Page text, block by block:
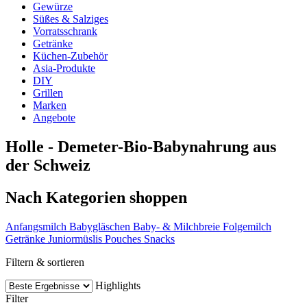
Gewürze
Süßes & Salziges
Vorratsschrank
Getränke
Küchen-Zubehör
Asia-Produkte
DIY
Grillen
Marken
Angebote
Holle - Demeter-Bio-Babynahrung aus
der Schweiz
Nach Kategorien shoppen
Anfangsmilch Babygläschen Baby- & Milchbreie Folgemilch
Getränke Juniormüslis Pouches Snacks
Filtern & sortieren
Highlights
Filter